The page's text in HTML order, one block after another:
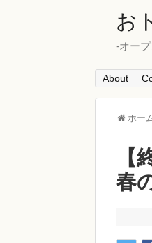
お
-オー
About
ホー
春